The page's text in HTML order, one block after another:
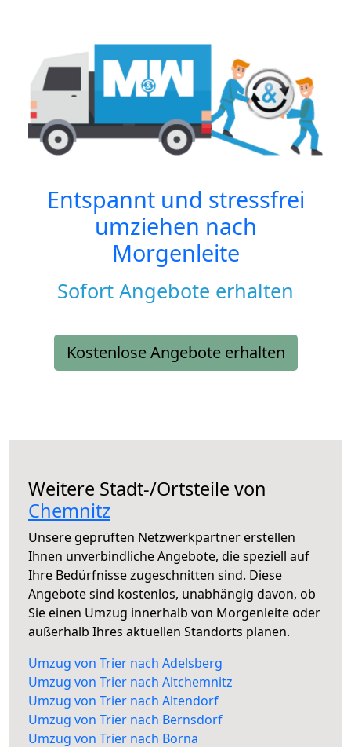
Entspannt und stressfrei
umziehen nach
Morgenleite
Sofort Angebote erhalten
Kostenlose Angebote erhalten
Weitere Stadt-/Ortsteile von
Chemnitz
Unsere geprüften Netzwerkpartner erstellen
Ihnen unverbindliche Angebote, die speziell auf
Ihre Bedürfnisse zugeschnitten sind. Diese
Angebote sind kostenlos, unabhängig davon, ob
Sie einen Umzug innerhalb von Morgenleite oder
außerhalb Ihres aktuellen Standorts planen.
Umzug von Trier nach Adelsberg
Umzug von Trier nach Altchemnitz
Umzug von Trier nach Altendorf
Umzug von Trier nach Bernsdorf
Umzug von Trier nach Borna